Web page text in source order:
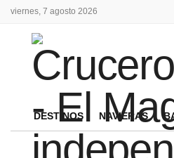
viernes, 7 agosto 2026
DESTINOS NAVIERAS